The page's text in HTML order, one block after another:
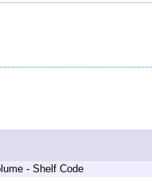
- Shelf Code